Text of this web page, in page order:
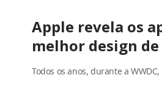
Apple revela os
melhor design de
Todos os anos, durante a